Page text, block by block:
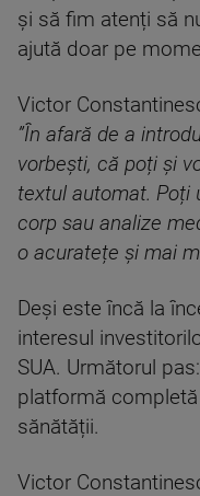
și să fim atenți să
ajută doar pe
Victor
”În afară de a
vorbești, că poți și
textul automat. Poți
corp sau analize
o acuratețe și mai
Deși este încă la
interesul
SUA. Următorul
platformă
sănătății.
Victor